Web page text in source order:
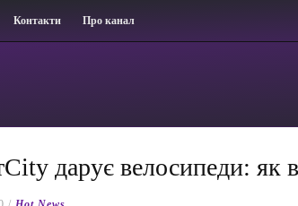
Контакти Про канал
дарує велосипеди: як